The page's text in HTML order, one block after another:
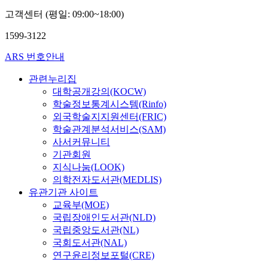
고객센터 (평일: 09:00~18:00)
1599-3122
ARS 번호안내
관련누리집
대학공개강의(KOCW)
학술정보통계시스템(Rinfo)
외국학술지지원센터(FRIC)
학술관계분석서비스(SAM)
사서커뮤니티
기관회원
지식나눔(LOOK)
의학전자도서관(MEDLIS)
유관기관 사이트
교육부(MOE)
국립장애인도서관(NLD)
국립중앙도서관(NL)
국회도서관(NAL)
연구윤리정보포털(CRE)